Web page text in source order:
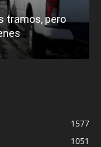
tramos, pero
1577
1051